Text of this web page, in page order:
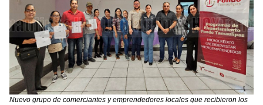
Nuevo grupo de comerciantes y emprendedores locales que recibieron los